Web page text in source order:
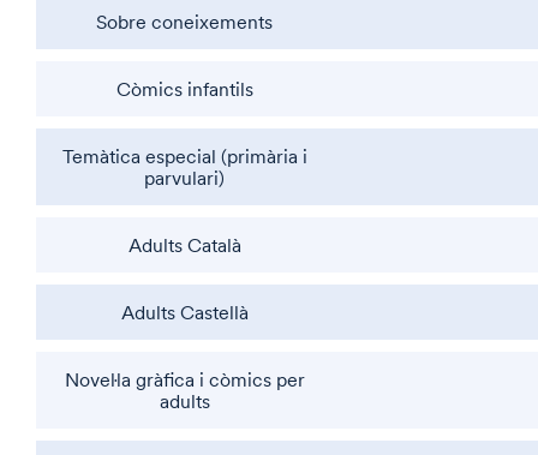
Sobre coneixements
Còmics infantils
Temàtica especial (primària i
parvulari)
Adults Català
Adults Castellà
Novel·la gràfica i còmics per
adults